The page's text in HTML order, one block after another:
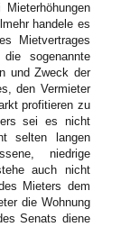
handele es
Mietvertrages
sogenannte
und Zweck der
den Vermieter
profitieren zu
sei es nicht
selten langen
niedrige
auch nicht
Mieters dem
die Wohnung
Senats diene